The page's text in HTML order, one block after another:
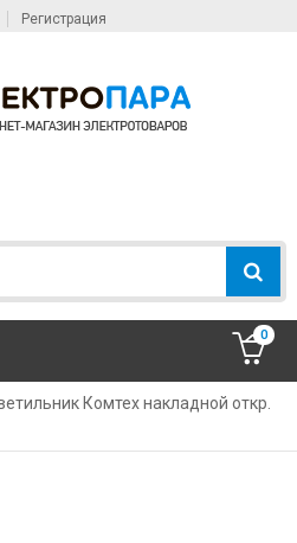
Регистрация
0
Комтех накладной откр.